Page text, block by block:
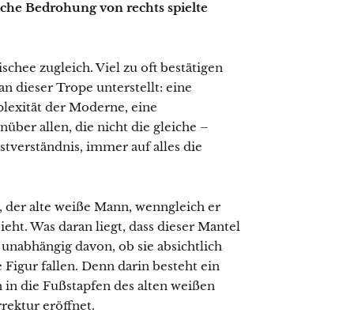
Bedrohung von rechts spielte
zugleich. Viel zu oft bestätigen
dieser Trope unterstellt: eine
der Moderne, eine
allen, die nicht die gleiche –
immer auf alles die
der alte weiße Mann, wenngleich er
Was daran liegt, dass dieser Mantel
davon, ob sie absichtlich
fallen. Denn darin besteht ein
die Fußstapfen des alten weißen
eröffnet.